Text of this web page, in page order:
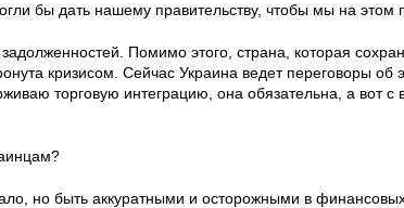
бы дать нашему правительству, чтобы мы на этом
Помимо этого, страна, которая
кризисом. Сейчас Украина ведет переговоры об
торговую интеграцию, она обязательна, а вот
но быть аккуратными и осторожными в